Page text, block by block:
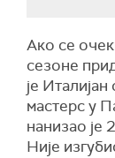
Ако се
сезоне
је
мастерс у
нанизао је
Није